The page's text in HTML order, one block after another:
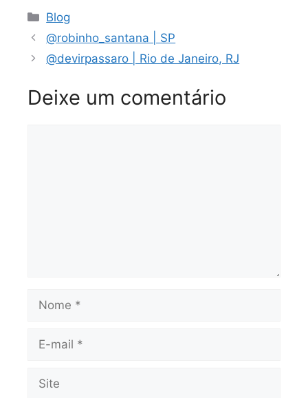
Categorias
Blog
@robinho_santana | SP
@devirpassaro | Rio de Janeiro, RJ
Deixe um comentário
Nome
Site